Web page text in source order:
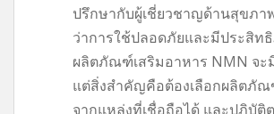
ปรึกษากับผู้เชี่ยวชาญด้านสุขภา
ว่าการใช้ปลอดภัยและมีประสิท
ผลิตภัณฑ์เสริมอาหาร NMN จะ
แต่สิ่งสำคัญคือต้องเลือกผลิตภั
จากแหล่งที่เชื่อถือได้ และปฏิบัติ